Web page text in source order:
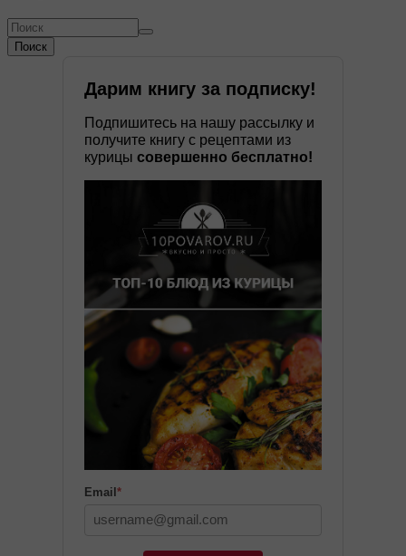
Поиск
Дарим книгу за подписку!
Подпишитесь на нашу рассылку и
получите книгу с рецептами из
курицы совершенно бесплатно!
Email *